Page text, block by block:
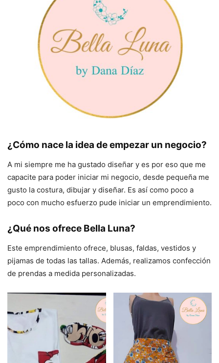
¿Cómo nace la idea de empezar un negocio?
A mi siempre me ha gustado diseñar y es por eso que me
capacite para poder iniciar mi negocio, desde pequeña me
gusto la costura, dibujar y diseñar. Es así como poco a
poco con mucho esfuerzo pude iniciar un emprendimiento.
¿Qué nos ofrece Bella Luna?
Este emprendimiento ofrece, blusas, faldas, vestidos y
pijamas de todas las tallas. Además, realizamos confección
de prendas a medida personalizadas.